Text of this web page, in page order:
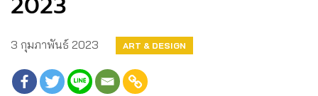
3 กุมภาพันธ์ 2023 ART & DESIGN